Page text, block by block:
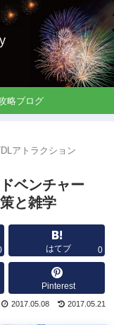
略ブログ
アトラクション
ベンチャー
と雑学
はてブ 0
Pinterest
2017.05.21
2017.05.08